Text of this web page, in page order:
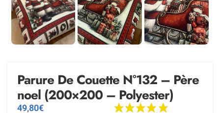
Parure De Couette N°132 – Père
noel (200×200 – Polyester)
49,80€